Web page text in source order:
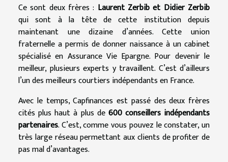
Ce sont deux frères : Laurent Zerbib et Didier Zerbib
qui sont à la tête de cette institution depuis
maintenant une dizaine d’années. Cette union
fraternelle a permis de donner naissance à un cabinet
spécialisé en Assurance Vie Epargne. Pour devenir le
meilleur, plusieurs experts y travaillent. C’est d’ailleurs
l’un des meilleurs courtiers indépendants en France.
Avec le temps, Capfinances est passé des deux frères
cités plus haut à plus de 600 conseillers indépendants
partenaires. C’est, comme vous pouvez le constater, un
très large réseau permettant aux clients de profiter de
pas mal d’avantages.